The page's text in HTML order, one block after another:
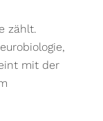
zählt.
mit der